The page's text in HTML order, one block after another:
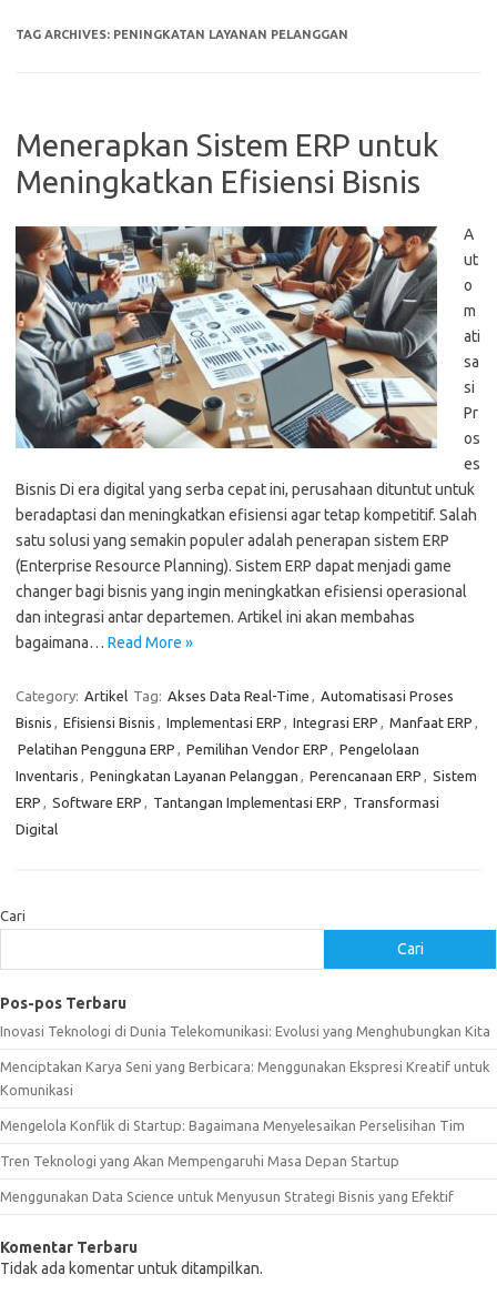
TAG ARCHIVES: PENINGKATAN LAYANAN PELANGGAN
Menerapkan Sistem ERP untuk
Meningkatkan Efisiensi Bisnis
A
ut
o
m
ati
sa
si
Pr
os
es
Bisnis Di era digital yang serba cepat ini, perusahaan dituntut untuk
beradaptasi dan meningkatkan efisiensi agar tetap kompetitif. Salah
satu solusi yang semakin populer adalah penerapan sistem ERP
(Enterprise Resource Planning). Sistem ERP dapat menjadi game
changer bagi bisnis yang ingin meningkatkan efisiensi operasional
dan integrasi antar departemen. Artikel ini akan membahas
bagaimana… Read More »
Category: Artikel Tag: Akses Data Real-Time , Automatisasi Proses
Bisnis , Efisiensi Bisnis , Implementasi ERP , Integrasi ERP , Manfaat ERP ,
Pelatihan Pengguna ERP , Pemilihan Vendor ERP , Pengelolaan
Inventaris , Peningkatan Layanan Pelanggan , Perencanaan ERP , Sistem
ERP , Software ERP , Tantangan Implementasi ERP , Transformasi
Digital
Cari
Cari
Pos-pos Terbaru
Inovasi Teknologi di Dunia Telekomunikasi: Evolusi yang Menghubungkan Kita
Menciptakan Karya Seni yang Berbicara: Menggunakan Ekspresi Kreatif untuk
Komunikasi
Mengelola Konflik di Startup: Bagaimana Menyelesaikan Perselisihan Tim
Tren Teknologi yang Akan Mempengaruhi Masa Depan Startup
Menggunakan Data Science untuk Menyusun Strategi Bisnis yang Efektif
Komentar Terbaru
Tidak ada komentar untuk ditampilkan.